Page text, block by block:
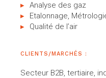
Analyse des gaz
Etalonnage,
Qualité de l’air
CLIENTS/MARCHÉS :
Secteur B2B, tertiaire,